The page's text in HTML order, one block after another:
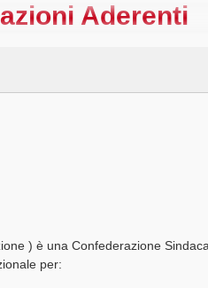
Aderenti
) è una Confederazione
per: